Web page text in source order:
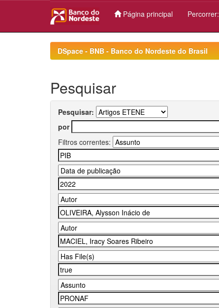
Página principal Percorrer:
DSpace - BNB - Banco do Nordeste do Brasil
Pesquisar
Pesquisar:
por
Filtros correntes: